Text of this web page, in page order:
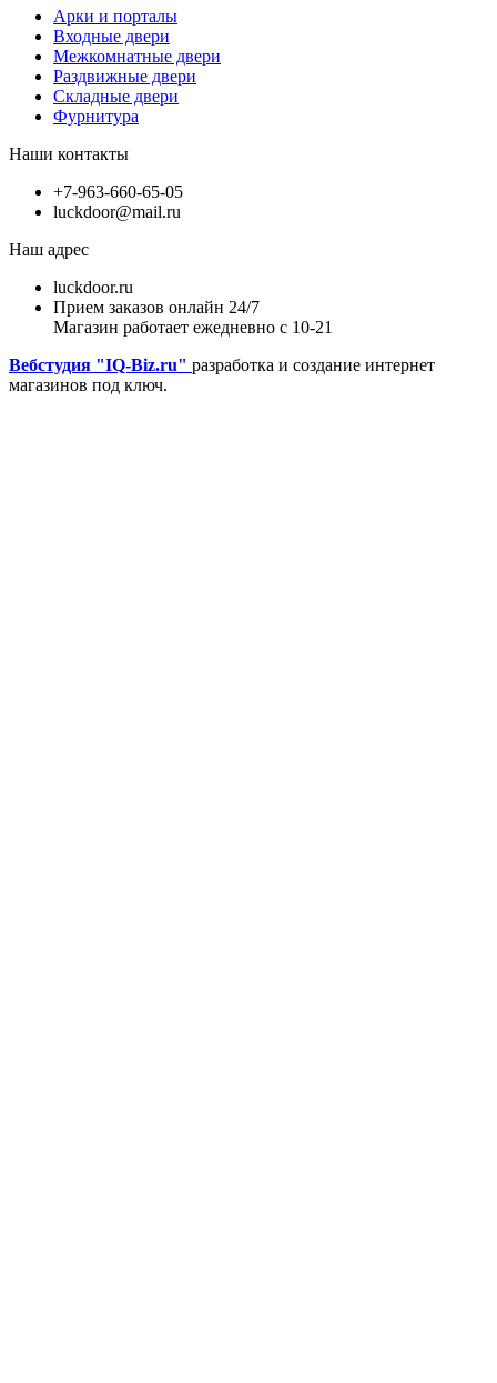
Арки и порталы
Входные двери
Межкомнатные двери
Раздвижные двери
Складные двери
Фурнитура
Наши контакты
+7-963-660-65-05
luckdoor@mail.ru
Наш адрес
luckdoor.ru
Прием заказов онлайн 24/7
Магазин работает ежедневно с 10-21
Вебстудия "IQ-Biz.ru" разработка и создание интернет
магазинов под ключ.